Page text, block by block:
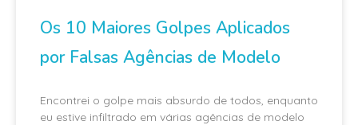
Os 10 Maiores Golpes Aplicados
por Falsas Agências de Modelo
Encontrei o golpe mais absurdo de todos, enquanto
eu estive infiltrado em várias agências de modelo